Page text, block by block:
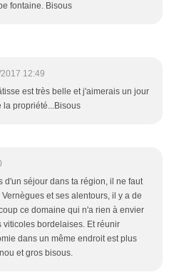
fontaine. Bisous
12:49
est très belle et j'aimerais un jour
la propriété...Bisous
d'un séjour dans ta région, il ne faut
et ses alentours, il y a de
ce domaine qui n'a rien à envier
bordelaises. Et réunir
dans un même endroit est plus
et gros bisous.